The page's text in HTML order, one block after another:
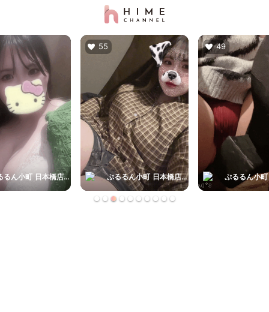
ぷるるん小町 日本橋店 くうちゃん
55
ぷるるん小町 日本橋店 くうちゃん
49